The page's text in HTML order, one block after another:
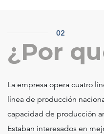
02
¿Por
La empresa opera cuatro
línea de producción
capacidad de producción
Estaban interesados ​​en